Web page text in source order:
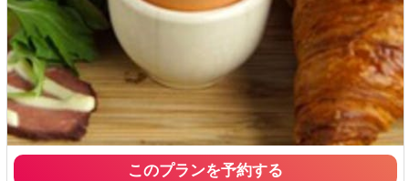
このプランを予約する